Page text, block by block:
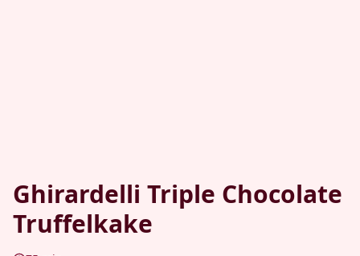
Ghirardelli Triple Chocolate
Truffelkake